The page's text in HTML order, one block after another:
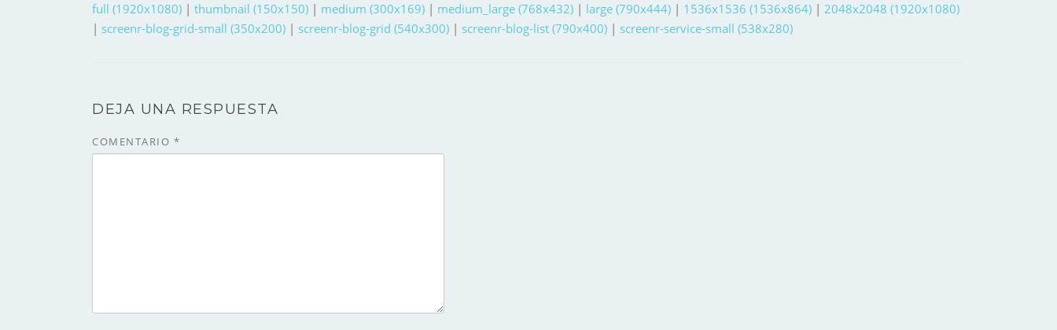
full (1920x1080) | thumbnail (150x150) | medium (300x169) | medium_large (768x432) | large (790x444) | 1536x1536 (1536x864) | 2048x2048 (1920x1080)
| screenr-blog-grid-small (350x200) | screenr-blog-grid (540x300) | screenr-blog-list (790x400) | screenr-service-small (538x280)
DEJA UNA RESPUESTA
COMENTARIO *